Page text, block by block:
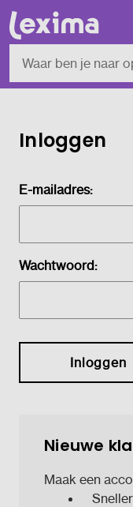
Inloggen
E-mailadres:
Wachtwoord:
Nieuwe
Maak een